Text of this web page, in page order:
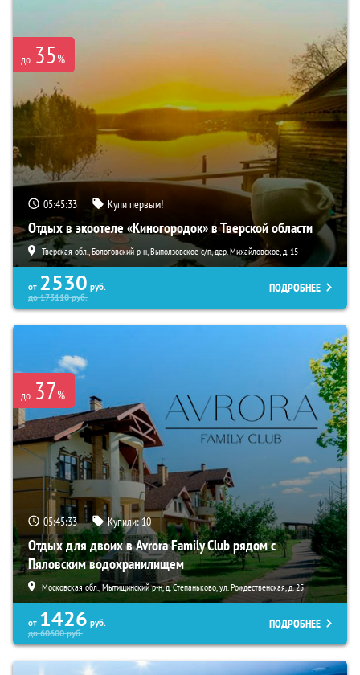
до 35%
05:45:31 Купи первым!
Отдых в экоотеле «Киногородок» в Тверской области
Тверская обл., Бологовский р-н, Выползовское с/п, дер. Михайловское, д. 15
от 2530 руб.
до173110руб.
ПОДРОБНЕЕ
до 37%
05:45:31 Купили:10
Отдых для двоих в Avrora Family Club рядом с
Пяловским водохранилищем
Московская обл., Мытищинский р-н, д. Степаньково, ул. Рождественская, д. 25
от 1426 руб.
до60600руб.
ПОДРОБНЕЕ